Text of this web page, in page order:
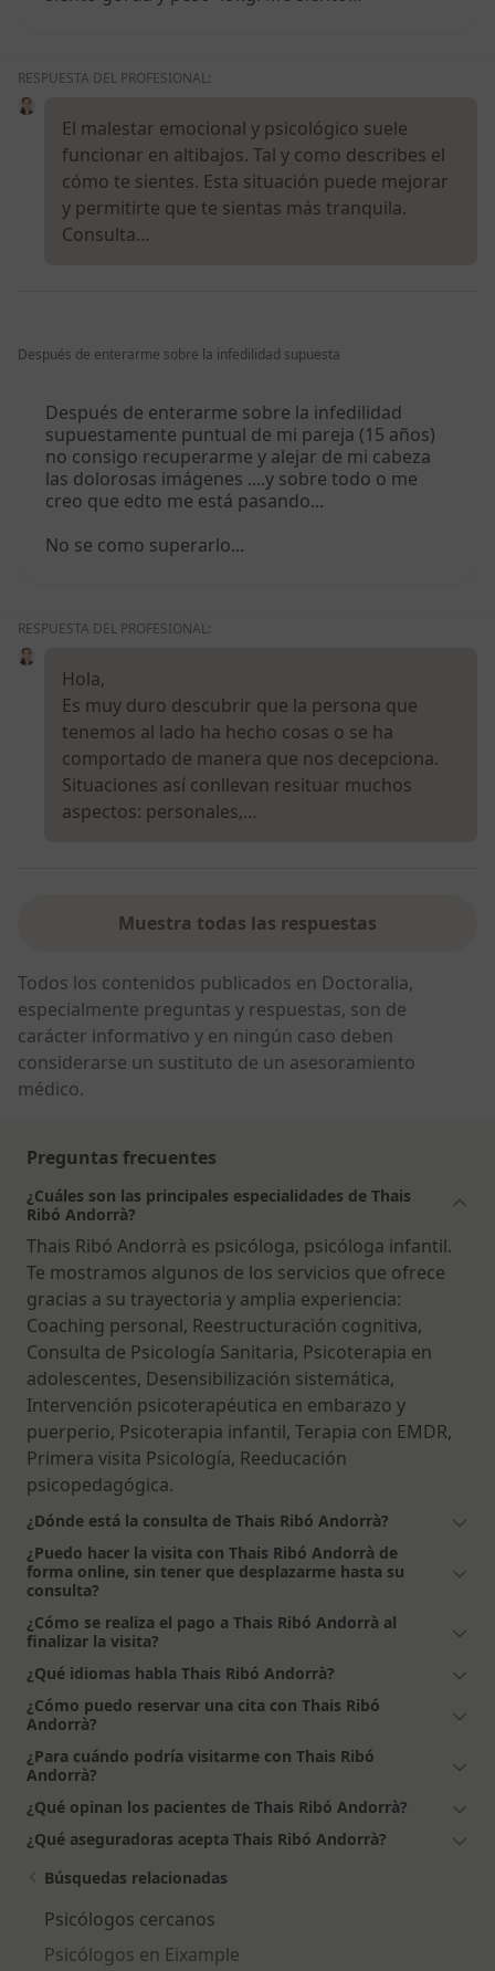
RESPUESTA DEL PROFESIONAL:
El malestar emocional y psicológico suele
funcionar en altibajos. Tal y como describes el
cómo te sientes. Esta situación puede mejorar
y permitirte que te sientas más tranquila.
Consulta…
Después de enterarme sobre la infedilidad supuesta
Después de enterarme sobre la infedilidad
supuestamente puntual de mi pareja (15 años)
no consigo recuperarme y alejar de mi cabeza
las dolorosas imágenes ....y sobre todo o me
creo que edto me está pasando...
No se como superarlo...
RESPUESTA DEL PROFESIONAL:
Hola,
Es muy duro descubrir que la persona que
tenemos al lado ha hecho cosas o se ha
comportado de manera que nos decepciona.
Situaciones así conllevan resituar muchos
aspectos: personales,…
Muestra todas las respuestas
Todos los contenidos publicados en Doctoralia,
especialmente preguntas y respuestas, son de
carácter informativo y en ningún caso deben
considerarse un sustituto de un asesoramiento
médico.
Preguntas frecuentes
¿Cuáles son las principales especialidades de Thais
Ribó Andorrà?
Thais Ribó Andorrà es psicóloga, psicóloga infantil.
Te mostramos algunos de los servicios que ofrece
gracias a su trayectoria y amplia experiencia:
Coaching personal, Reestructuración cognitiva,
Consulta de Psicología Sanitaria, Psicoterapia en
adolescentes, Desensibilización sistemática,
Intervención psicoterapéutica en embarazo y
puerperio, Psicoterapia infantil, Terapia con EMDR,
Primera visita Psicología, Reeducación
psicopedagógica.
¿Dónde está la consulta de Thais Ribó Andorrà?
¿Puedo hacer la visita con Thais Ribó Andorrà de
forma online, sin tener que desplazarme hasta su
consulta?
¿Cómo se realiza el pago a Thais Ribó Andorrà al
finalizar la visita?
¿Qué idiomas habla Thais Ribó Andorrà?
¿Cómo puedo reservar una cita con Thais Ribó
Andorrà?
¿Para cuándo podría visitarme con Thais Ribó
Andorrà?
¿Qué opinan los pacientes de Thais Ribó Andorrà?
¿Qué aseguradoras acepta Thais Ribó Andorrà?
Búsquedas relacionadas
Psicólogos cercanos
Psicólogos en Eixample